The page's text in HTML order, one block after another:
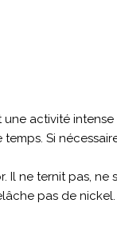
activité intense
Si
Il ne ternit pas,
pas de